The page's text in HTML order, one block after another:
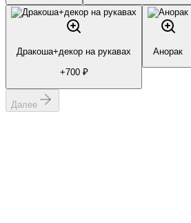
Дракоша+декор на рукавах
+700₽
Анорак
Далее